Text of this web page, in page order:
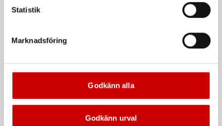
Statistik
Marknadsföring
Godkänn alla
Godkänn urval
EN 14592:2008
Förzinkad FZB (A3K)